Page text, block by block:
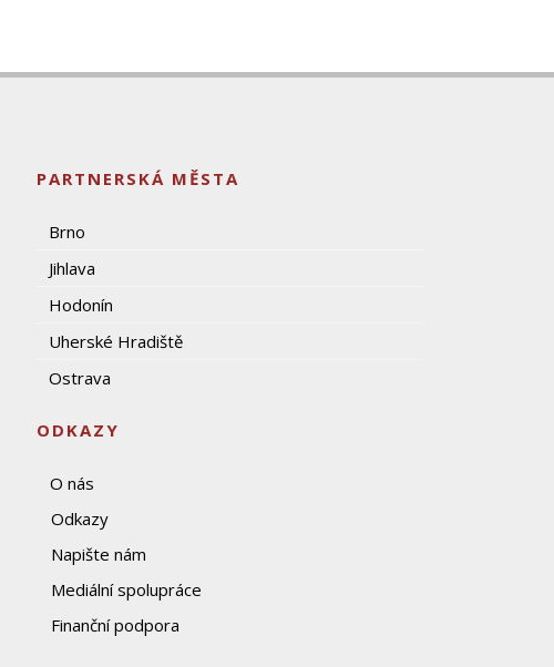
PARTNERSKÁ MĚSTA
Brno
Jihlava
Hodonín
Uherské Hradiště
Ostrava
ODKAZY
O nás
Odkazy
Napište nám
Mediální spolupráce
Finanční podpora